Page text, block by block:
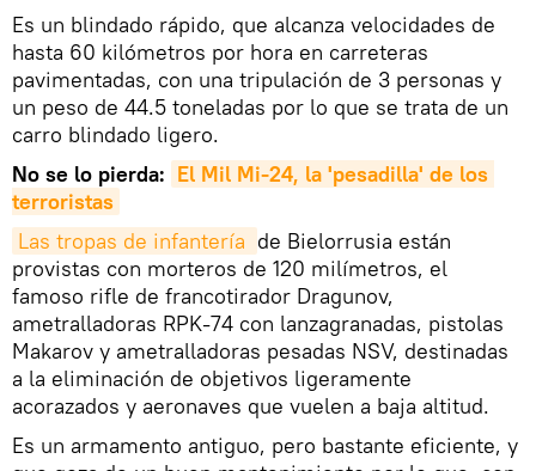
Es un blindado rápido, que alcanza velocidades de
hasta 60 kilómetros por hora en carreteras
pavimentadas, con una tripulación de 3 personas y
un peso de 44.5 toneladas por lo que se trata de un
carro blindado ligero.
No se lo pierda: El Mil Mi-24, la 'pesadilla' de los
terroristas
Las tropas de infantería de Bielorrusia están
provistas con morteros de 120 milímetros, el
famoso rifle de francotirador Dragunov,
ametralladoras RPK-74 con lanzagranadas, pistolas
Makarov y ametralladoras pesadas NSV, destinadas
a la eliminación de objetivos ligeramente
acorazados y aeronaves que vuelen a baja altitud.
Es un armamento antiguo, pero bastante eficiente, y